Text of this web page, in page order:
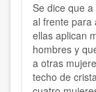
Se dice que
al frente para
ellas aplican
hombres y
a otras
techo de